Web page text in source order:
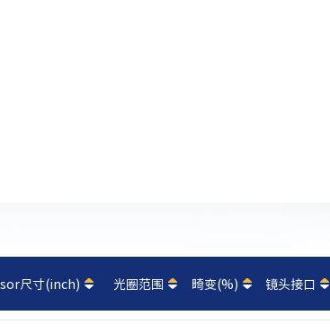
尺寸(inch) 光圈范围 畸变(%) 镜头接口